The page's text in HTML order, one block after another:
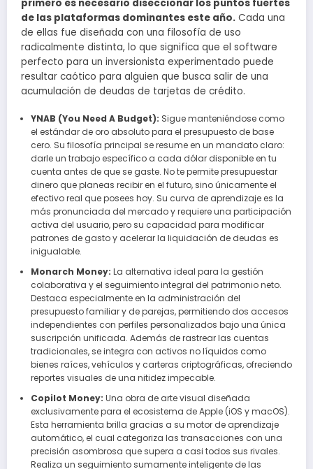
primero es necesario diseccionar los puntos fuertes
de las plataformas dominantes este año. Cada una
de ellas fue diseñada con una filosofía de uso
radicalmente distinta, lo que significa que el software
perfecto para un inversionista experimentado puede
resultar caótico para alguien que busca salir de una
acumulación de deudas de tarjetas de crédito.
YNAB (You Need A Budget): Sigue manteniéndose como
el estándar de oro absoluto para el presupuesto de base
cero. Su filosofía principal se resume en un mandato claro:
darle un trabajo específico a cada dólar disponible en tu
cuenta antes de que se gaste. No te permite presupuestar
dinero que planeas recibir en el futuro, sino únicamente el
efectivo real que posees hoy. Su curva de aprendizaje es la
más pronunciada del mercado y requiere una participación
activa del usuario, pero su capacidad para modificar
patrones de gasto y acelerar la liquidación de deudas es
inigualable.
Monarch Money: La alternativa ideal para la gestión
colaborativa y el seguimiento integral del patrimonio neto.
Destaca especialmente en la administración del
presupuesto familiar y de parejas, permitiendo dos accesos
independientes con perfiles personalizados bajo una única
suscripción unificada. Además de rastrear las cuentas
tradicionales, se integra con activos no líquidos como
bienes raíces, vehículos y carteras criptográficas, ofreciendo
reportes visuales de una nitidez impecable.
Copilot Money: Una obra de arte visual diseñada
exclusivamente para el ecosistema de Apple (iOS y macOS).
Esta herramienta brilla gracias a su motor de aprendizaje
automático, el cual categoriza las transacciones con una
precisión asombrosa que supera a casi todos sus rivales.
Realiza un seguimiento sumamente inteligente de las